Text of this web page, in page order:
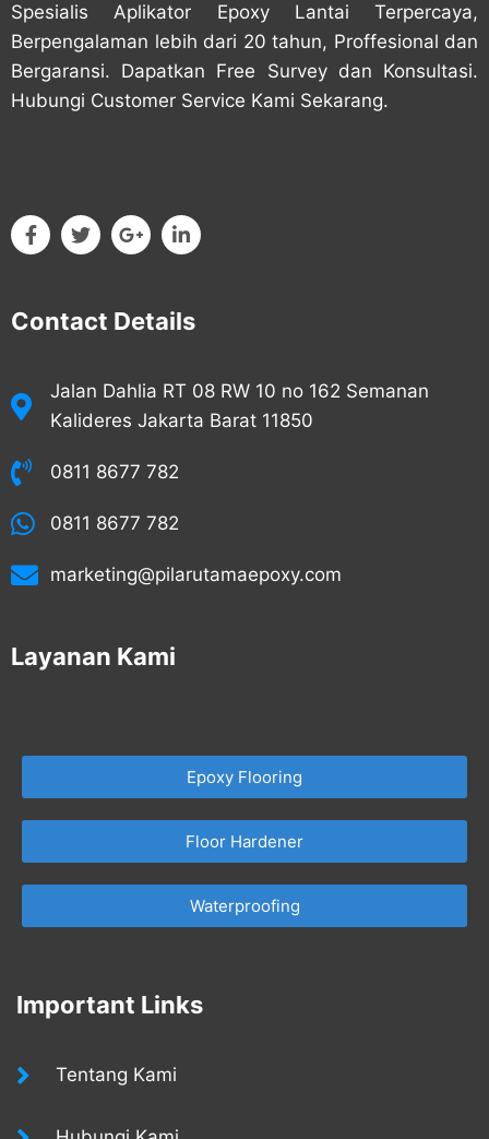
Spesialis Aplikator Epoxy Lantai Terpercaya,
Berpengalaman lebih dari 20 tahun, Proffesional dan
Bergaransi. Dapatkan Free Survey dan Konsultasi.
Hubungi Customer Service Kami Sekarang.
Contact Details
Jalan Dahlia RT 08 RW 10 no 162 Semanan
Kalideres Jakarta Barat 11850
0811 8677 782
0811 8677 782
marketing@pilarutamaepoxy.com
Layanan Kami
Epoxy Flooring
Floor Hardener
Waterproofing
Important Links
Tentang Kami